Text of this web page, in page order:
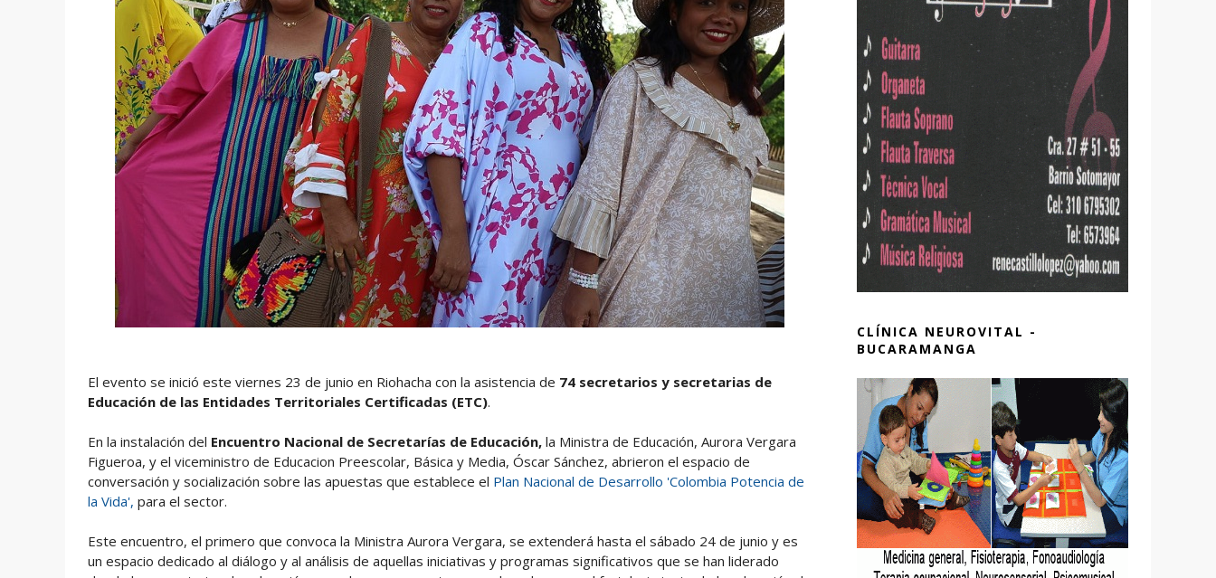
El evento se inició este viernes 23 de junio en Riohacha con la asistencia de 74 secretarios y secretarias de
Educación de las Entidades Territoriales Certificadas (ETC).
En la instalación del Encuentro Nacional de Secretarías de Educación, la Ministra de Educación, Aurora Vergara
Figueroa, y el viceministro de Educacion Preescolar, Básica y Media, Óscar Sánchez, abrieron el espacio de
conversación y socialización sobre las apuestas que establece el Plan Nacional de Desarrollo 'Colombia Potencia de
la Vida', para el sector.
Este encuentro, el primero que convoca la Ministra Aurora Vergara, se extenderá hasta el sábado 24 de junio y es
un espacio dedicado al diálogo y al análisis de aquellas iniciativas y programas significativos que se han liderado
CLÍNICA NEUROVITAL -
BUCARAMANGA